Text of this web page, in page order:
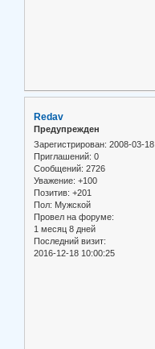
Redav
Предупрежден
Зарегистрирован: 2008-03-18
Приглашений: 0
Сообщений: 2726
Уважение: +100
Позитив: +201
Пол: Мужской
Провел на форуме:
1 месяц 8 дней
Последний визит:
2016-12-18 10:00:25